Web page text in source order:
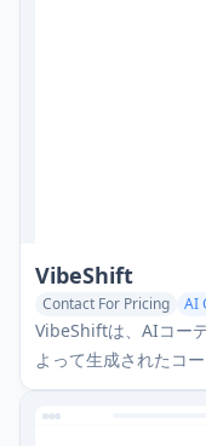
VibeShift
Contact For Pricing AI
VibeShiftは、AIコー
よって生成されたコ
到達する前に自動的
ジェントなセキュリ